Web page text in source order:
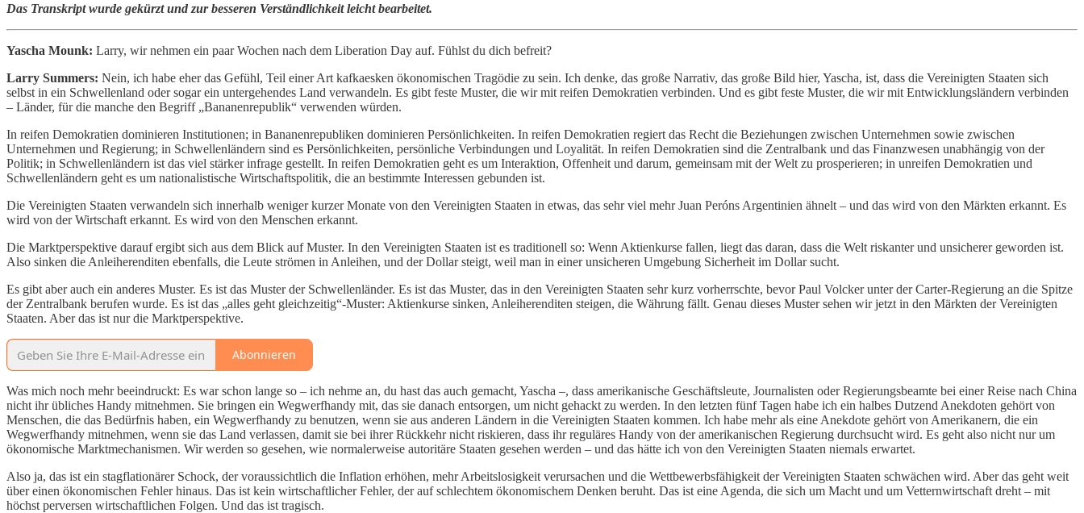
Das Transkript wurde gekürzt und zur besseren Verständlichkeit leicht bearbeitet.
Yascha Mounk: Larry, wir nehmen ein paar Wochen nach dem Liberation Day auf. Fühlst du dich befreit?
Larry Summers: Nein, ich habe eher das Gefühl, Teil einer Art kafkaesken ökonomischen Tragödie zu sein. Ich denke, das große Narrativ, das große Bild hier, Yascha, ist, dass die Vereinigten Staaten sich
selbst in ein Schwellenland oder sogar ein untergehendes Land verwandeln. Es gibt feste Muster, die wir mit reifen Demokratien verbinden. Und es gibt feste Muster, die wir mit Entwicklungsländern verbinden
– Länder, für die manche den Begriff „Bananenrepublik“ verwenden würden.
In reifen Demokratien dominieren Institutionen; in Bananenrepubliken dominieren Persönlichkeiten. In reifen Demokratien regiert das Recht die Beziehungen zwischen Unternehmen sowie zwischen
Unternehmen und Regierung; in Schwellenländern sind es Persönlichkeiten, persönliche Verbindungen und Loyalität. In reifen Demokratien sind die Zentralbank und das Finanzwesen unabhängig von der
Politik; in Schwellenländern ist das viel stärker infrage gestellt. In reifen Demokratien geht es um Interaktion, Offenheit und darum, gemeinsam mit der Welt zu prosperieren; in unreifen Demokratien und
Schwellenländern geht es um nationalistische Wirtschaftspolitik, die an bestimmte Interessen gebunden ist.
Die Vereinigten Staaten verwandeln sich innerhalb weniger kurzer Monate von den Vereinigten Staaten in etwas, das sehr viel mehr Juan Peróns Argentinien ähnelt – und das wird von den Märkten erkannt. Es
wird von der Wirtschaft erkannt. Es wird von den Menschen erkannt.
Die Marktperspektive darauf ergibt sich aus dem Blick auf Muster. In den Vereinigten Staaten ist es traditionell so: Wenn Aktienkurse fallen, liegt das daran, dass die Welt riskanter und unsicherer geworden ist.
Also sinken die Anleiherenditen ebenfalls, die Leute strömen in Anleihen, und der Dollar steigt, weil man in einer unsicheren Umgebung Sicherheit im Dollar sucht.
Es gibt aber auch ein anderes Muster. Es ist das Muster der Schwellenländer. Es ist das Muster, das in den Vereinigten Staaten sehr kurz vorherrschte, bevor Paul Volcker unter der Carter-Regierung an die Spitze
der Zentralbank berufen wurde. Es ist das „alles geht gleichzeitig“-Muster: Aktienkurse sinken, Anleiherenditen steigen, die Währung fällt. Genau dieses Muster sehen wir jetzt in den Märkten der Vereinigten
Staaten. Aber das ist nur die Marktperspektive.
Abonnieren
Was mich noch mehr beeindruckt: Es war schon lange so – ich nehme an, du hast das auch gemacht, Yascha –, dass amerikanische Geschäftsleute, Journalisten oder Regierungsbeamte bei einer Reise nach China
nicht ihr übliches Handy mitnehmen. Sie bringen ein Wegwerfhandy mit, das sie danach entsorgen, um nicht gehackt zu werden. In den letzten fünf Tagen habe ich ein halbes Dutzend Anekdoten gehört von
Menschen, die das Bedürfnis haben, ein Wegwerfhandy zu benutzen, wenn sie aus anderen Ländern in die Vereinigten Staaten kommen. Ich habe mehr als eine Anekdote gehört von Amerikanern, die ein
Wegwerfhandy mitnehmen, wenn sie das Land verlassen, damit sie bei ihrer Rückkehr nicht riskieren, dass ihr reguläres Handy von der amerikanischen Regierung durchsucht wird. Es geht also nicht nur um
ökonomische Marktmechanismen. Wir werden so gesehen, wie normalerweise autoritäre Staaten gesehen werden – und das hätte ich von den Vereinigten Staaten niemals erwartet.
Also ja, das ist ein stagflationärer Schock, der voraussichtlich die Inflation erhöhen, mehr Arbeitslosigkeit verursachen und die Wettbewerbsfähigkeit der Vereinigten Staaten schwächen wird. Aber das geht weit
über einen ökonomischen Fehler hinaus. Das ist kein wirtschaftlicher Fehler, der auf schlechtem ökonomischem Denken beruht. Das ist eine Agenda, die sich um Macht und um Vetternwirtschaft dreht – mit
höchst perversen wirtschaftlichen Folgen. Und das ist tragisch.